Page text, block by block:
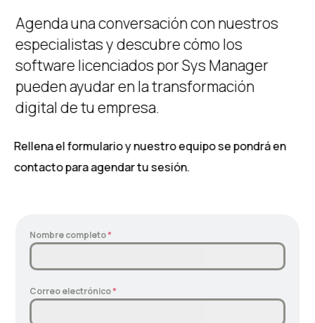
Agenda una conversación con nuestros
especialistas y descubre cómo los
software licenciados por Sys Manager
pueden ayudar en la transformación
digital de tu empresa.
Rellena el formulario y nuestro equipo se pondrá en
contacto para agendar tu sesión.
Nombre completo*
Correo electrónico*